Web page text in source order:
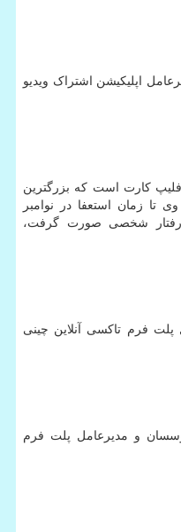
اپلیکیشن اشتراک ویدیو
کارت است که بزرگترین
تا زمان استعفا در نوامبر
سوء رفتار شخصی صورت گرفت،
فرم تاکسی آنلاین چینی
و مدیرعامل پلت فرم